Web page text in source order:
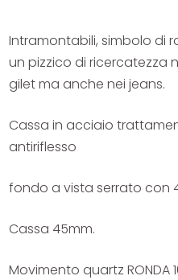
Intramontabili, simbolo di
un pizzico di ricercatezza
gilet ma anche nei jeans.
Cassa in acciaio
antiriflesso
fondo a vista serrato con
Cassa 45mm.
Movimento quartz RONDA